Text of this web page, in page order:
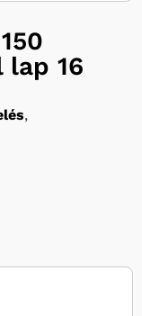
16
,